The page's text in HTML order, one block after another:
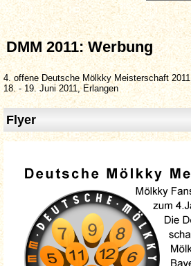
DMM 2011: Werbung
4. offene Deutsche Mölkky Meisterschaft 2011
18. - 19. Juni 2011, Erlangen
Flyer